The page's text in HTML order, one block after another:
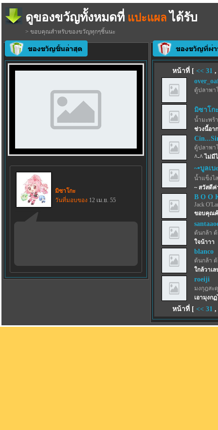
ดูของขวัญทั้งหมดที่ แปะแผล ได้รับ
> ขอบคุณสำหรับของขวัญทุกๆชิ้นนะ
มิซาโกะ
วันที่มอบของ 12 เม.ย. 55
หน้าที่ [ << 31 ,
ตู้ปลาพา
มิซาโก
น้ำมะพร้
ช่วงนี้อา
ตู้ปลาพา
^-^ ไม่มี
~•บูลเบ
น้ำแข็งไ
~ สวัสดีค่
B O O
Jack
ขอบคุณค้
ต้นกล้า
ใจน้าาา
blanco
ต้นกล้า
ใกล้วาเ
roeiji
มงกุฎสะ
เอามุงก
หน้าที่ [ << 31 ,